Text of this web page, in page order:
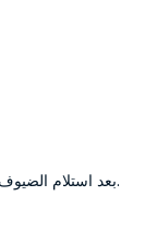
بعد استلام الضيوف من نقاط الانطلاق المحددة، تبدأ رحلتنا إلى بودروم.